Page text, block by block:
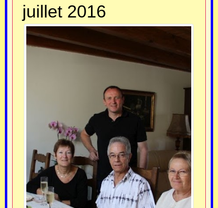
juillet 2016